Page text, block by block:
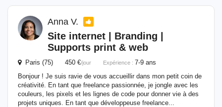
Anna V.
Site internet | Branding |
Supports print & web
Paris (75) 450 €/jour Expérience : 7-9 ans
Bonjour ! Je suis ravie de vous accueillir dans mon petit coin de
créativité. En tant que freelance passionnée, je jongle avec les
couleurs, les pixels et les lignes de code pour donner vie à des
projets uniques. En tant que développeuse freelance...